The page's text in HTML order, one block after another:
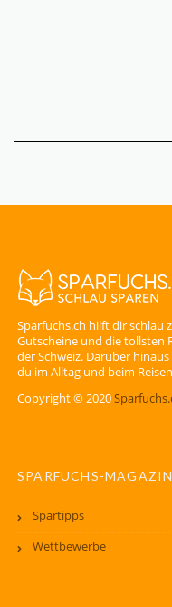
Sparfuchs.ch hilft dir schlau
Gutscheine und die tollsten
der Schweiz. Darüber
du im Alltag und beim
Copyright © 2020
SPARFUCHS-MAGAZIN
Spartipps
Wettbewerbe